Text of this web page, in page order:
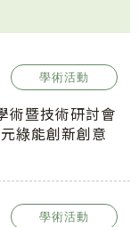
學術活動
術暨技術研討會
綠能創新創意
學術活動